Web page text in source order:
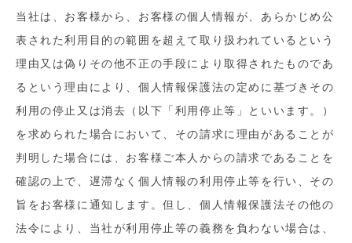
当社は、お客様から、お客様の個人情報が、あらかじめ公
表された利用目的の範囲を超えて取り扱われているという
理由又は偽りその他不正の手段により取得されたものであ
るという理由により、個人情報保護法の定めに基づきその
利用の停止又は消去（以下「利用停止等」といいます。）
を求められた場合において、その請求に理由があることが
判明した場合には、お客様ご本人からの請求であることを
確認の上で、遅滞なく個人情報の利用停止等を行い、その
旨をお客様に通知します。但し、個人情報保護法その他の
法令により、当社が利用停止等の義務を負わない場合は、